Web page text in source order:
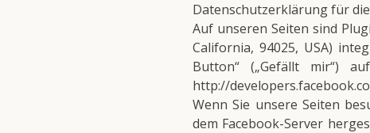
Datenschutzerklärung für
Auf unseren Seiten sind
California, 94025, USA)
Button“ („Gefällt mir“)
http://
Wenn Sie unsere Seiten
dem Facebook-Server